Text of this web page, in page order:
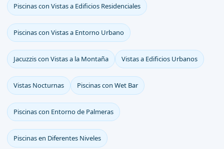
Piscinas con Vistas a Edificios Residenciales
Piscinas con Vistas a Entorno Urbano
Jacuzzis con Vistas a la Montaña Vistas a Edificios Urbanos
Vistas Nocturnas Piscinas con Wet Bar
Piscinas con Entorno de Palmeras
Piscinas en Diferentes Niveles